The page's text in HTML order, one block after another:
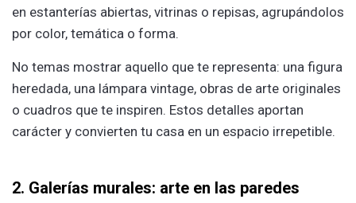
en estanterías abiertas, vitrinas o repisas, agrupándolos
por color, temática o forma.
No temas mostrar aquello que te representa: una figura
heredada, una lámpara vintage, obras de arte originales
o cuadros que te inspiren. Estos detalles aportan
carácter y convierten tu casa en un espacio irrepetible.
2. Galerías murales: arte en las paredes